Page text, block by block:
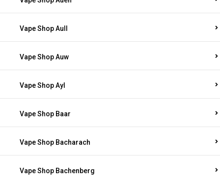
Vape Shop Aull
Vape Shop Auw
Vape Shop Ayl
Vape Shop Baar
Vape Shop Bacharach
Vape Shop Bachenberg